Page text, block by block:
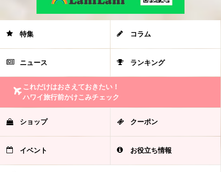
特集 コラム
ニュース ランキング
これだけはおさえておきたい！
ハワイ旅行前かけこみチェック
ショップ クーポン
イベント お役立ち情報